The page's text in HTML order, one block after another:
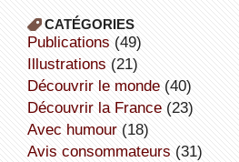
CATÉGORIES
publications (49)
illustrations (21)
découvrir le monde(40)
découvrir la France(23)
avec humour(18)
avis consommateurs (31)